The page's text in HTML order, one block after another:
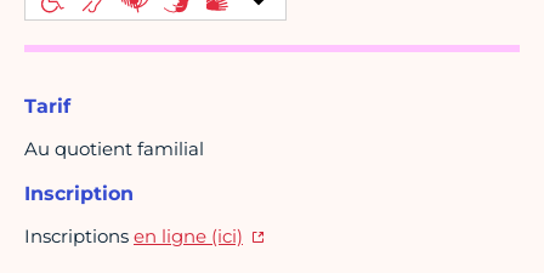
Tarif
Au quotient familial
Inscription
Inscriptions en ligne (ici)